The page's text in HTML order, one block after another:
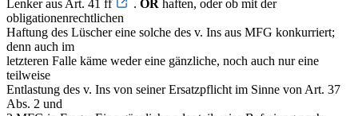
Lenker aus Art. 41 ff
. OR haften, oder ob mit der
obligationenrechtlichen
Haftung des Lüscher eine solche des v. Ins aus MFG konkurriert;
denn auch im
letzteren Falle käme weder eine gänzliche, noch auch nur eine
teilweise
Entlastung des v. Ins von seiner Ersatzpflicht im Sinne von Art. 37
Abs. 2 und